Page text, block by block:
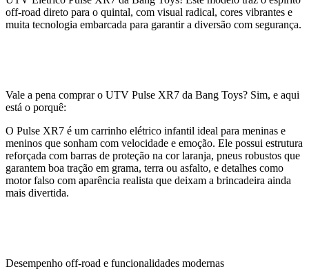
off-road direto para o quintal, com visual radical, cores vibrantes e
muita tecnologia embarcada para garantir a diversão com segurança.
Vale a pena comprar o UTV Pulse XR7 da Bang Toys? Sim, e aqui
está o porquê:
O Pulse XR7 é um carrinho elétrico infantil ideal para meninas e
meninos que sonham com velocidade e emoção. Ele possui estrutura
reforçada com barras de proteção na cor laranja, pneus robustos que
garantem boa tração em grama, terra ou asfalto, e detalhes como
motor falso com aparência realista que deixam a brincadeira ainda
mais divertida.
Desempenho off-road e funcionalidades modernas